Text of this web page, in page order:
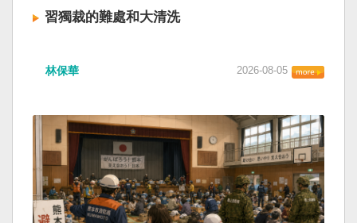
習獨裁的難處和大清洗
林保華 2026-08-05